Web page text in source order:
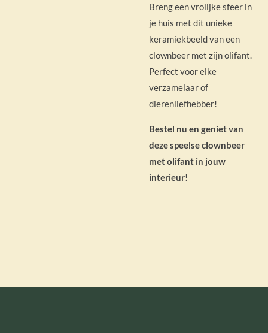
Breng een vrolijke sfeer in
je huis met dit unieke
keramiekbeeld van een
clownbeer met zijn olifant.
Perfect voor elke
verzamelaar of
dierenliefhebber!
Bestel nu en geniet van
deze speelse clownbeer
met olifant in jouw
interieur!